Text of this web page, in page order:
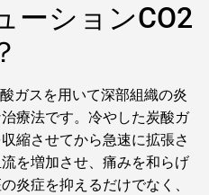
ーションCO2
ガスを用いて深部組織の炎
療法です。冷やした炭酸ガ
縮させてから急速に拡張さ
を増加させ、痛みを和らげ
炎症を抑えるだけでなく、